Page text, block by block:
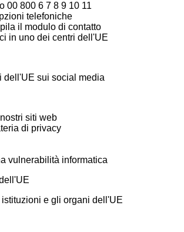
00 800 6 7 8 9 10 11
telefoniche
il modulo di contatto
in uno dei centri dell'UE
dell'UE sui social media
siti web
di privacy
vulnerabilità informatica
e gli organi dell'UE